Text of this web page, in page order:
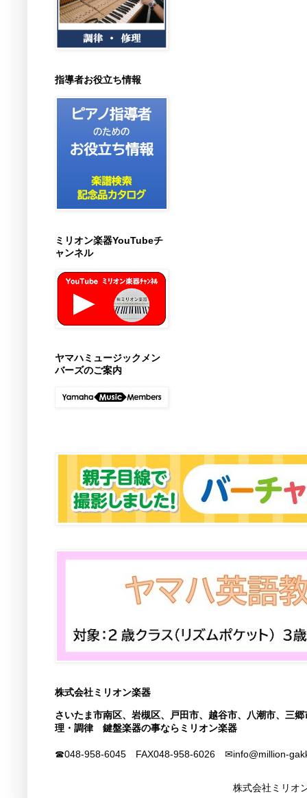
指導者お役立ち情報
ミリオン楽器YouTubeチ
ャンネル
ヤマハミュージックメン
バーズのご案内
株式会社ミリオン楽器
さいたま市南区、岩槻区、戸田市、越谷市、八潮市、
理・調律 鍵盤楽器の事ならミリオン楽器
☎048-958-6045 FAX048-958-6026 ✉info@million-
株式会社ミリオ